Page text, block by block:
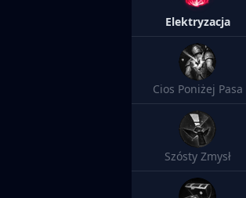
Elektryzacja
Cios Poniżej Pasa
Szósty Zmysł